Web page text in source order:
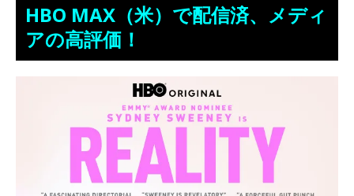
HBO MAX（米）で配信済、メディ
アの高評価！